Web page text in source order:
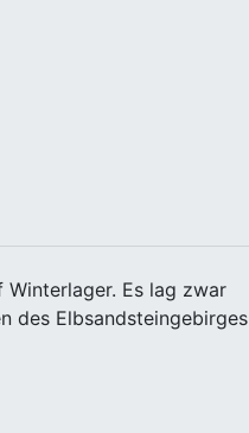
Es lag zwar
des Elbsandsteingebirges